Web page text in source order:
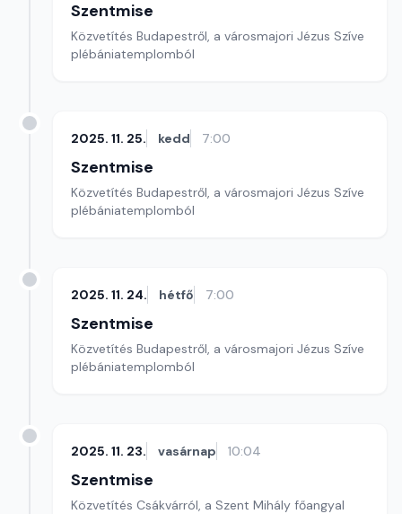
Szentmise
Közvetítés Budapestről, a városmajori Jézus Szíve
plébániatemplomból
2025. 11. 25. kedd 7:00
Szentmise
Közvetítés Budapestről, a városmajori Jézus Szíve
plébániatemplomból
2025. 11. 24. hétfő 7:00
Szentmise
Közvetítés Budapestről, a városmajori Jézus Szíve
plébániatemplomból
2025. 11. 23. vasárnap 10:04
Szentmise
Közvetítés Csákvárról, a Szent Mihály főangyal